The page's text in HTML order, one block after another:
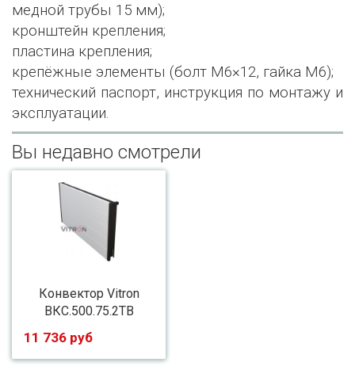
медной трубы 15 мм);
кронштейн крепления;
пластина крепления;
крепёжные элементы (болт М6×12, гайка М6);
технический паспорт, инструкция по монтажу и
эксплуатации.
Вы недавно смотрели
Конвектор Vitron
ВКС.500.75.2ТВ
11 736 руб